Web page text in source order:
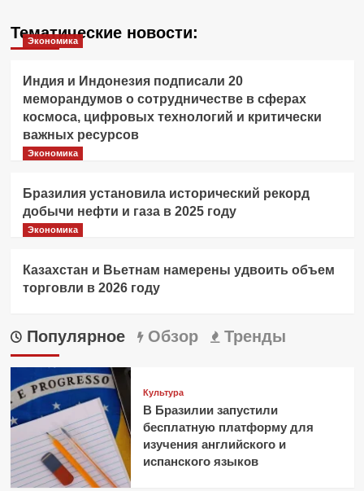
Тематические новости:
Экономика
Индия и Индонезия подписали 20
меморандумов о сотрудничестве в сферах
космоса, цифровых технологий и критически
важных ресурсов
Экономика
Бразилия установила исторический рекорд
добычи нефти и газа в 2025 году
Экономика
Казахстан и Вьетнам намерены удвоить объем
торговли в 2026 году
Популярное Обзор Тренды
Культура
В Бразилии запустили
бесплатную платформу для
изучения английского и
испанского языков